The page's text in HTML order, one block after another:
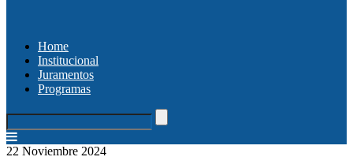
Home
Institucional
Juramentos
Programas
22 Noviembre 2024